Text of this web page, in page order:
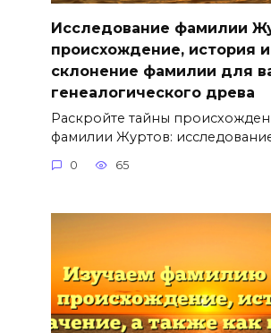
Исследование фамилии
происхождение, история и
склонение фамилии для
генеалогического древа
Раскройте тайны
фамилии Журтов:
0 65